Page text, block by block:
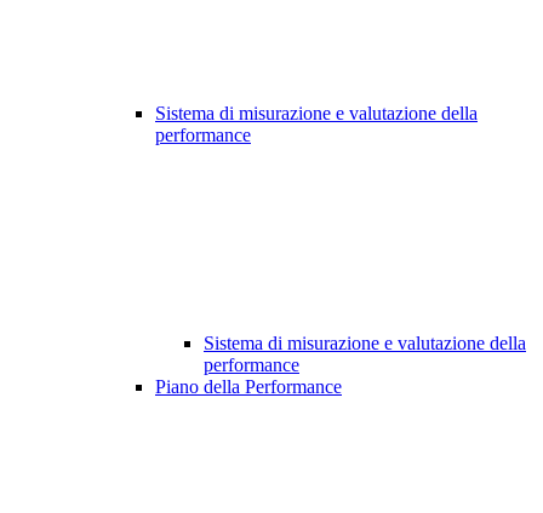
Sistema di misurazione e valutazione della
performance
Sistema di misurazione e valutazione della
performance
Piano della Performance